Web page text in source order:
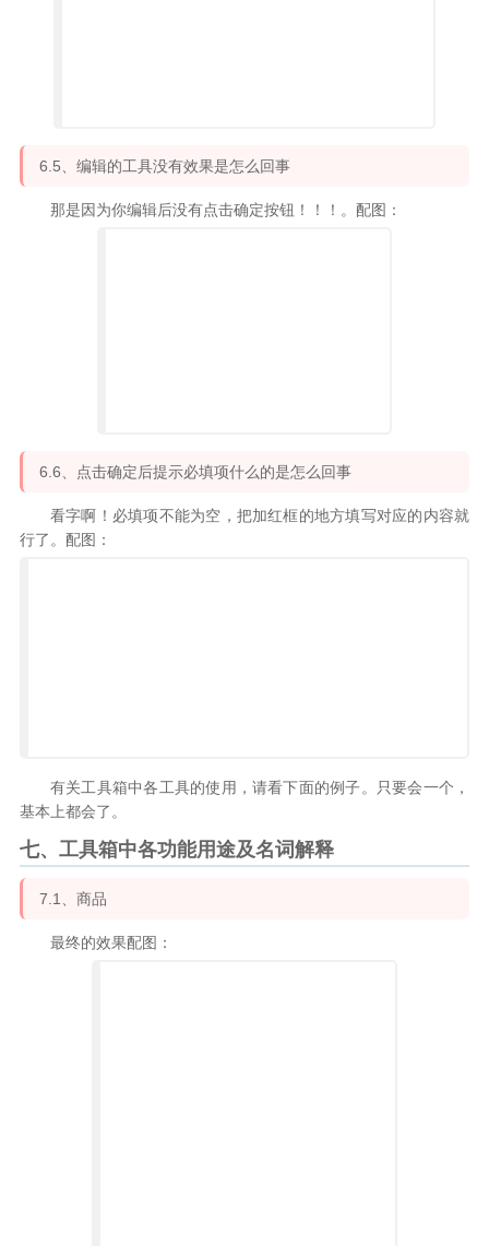
6.5、编辑的工具没有效果是怎么回事
那是因为你编辑后没有点击确定按钮！！！。配图：
6.6、点击确定后提示必填项什么的是怎么回事
看字啊！必填项不能为空，把加红框的地方填写对应的内容就
行了。配图：
有关工具箱中各工具的使用，请看下面的例子。只要会一个，
基本上都会了。
七、工具箱中各功能用途及名词解释
7.1、商品
最终的效果配图：